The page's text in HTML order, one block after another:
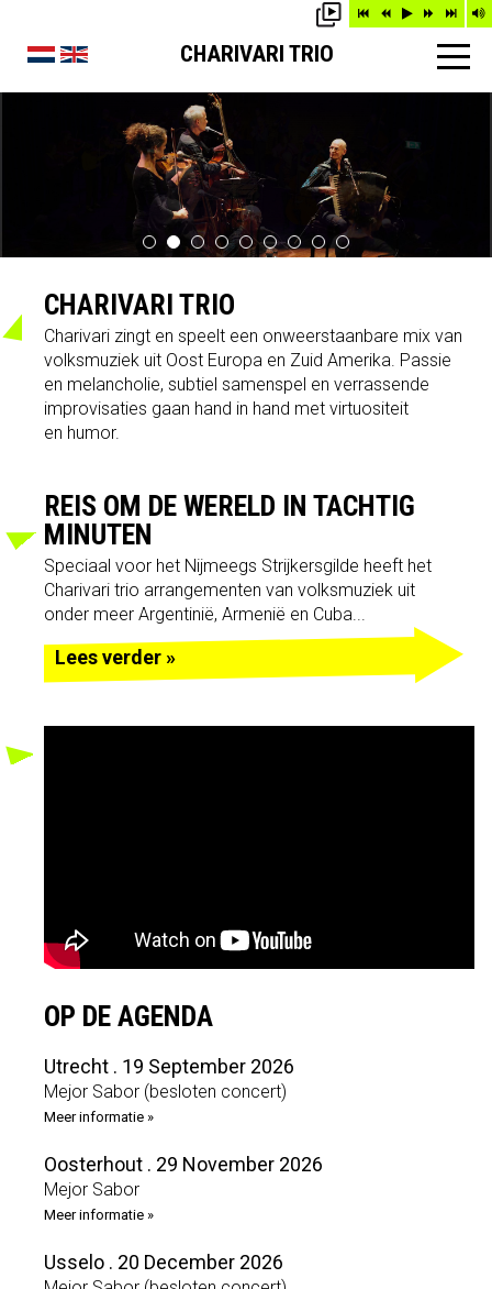
CHARIVARI TRIO
CHARIVARI TRIO
Charivari zingt en speelt een onweerstaanbare mix van
volksmuziek uit Oost Europa en Zuid Amerika. Passie
en melancholie, subtiel samenspel en verrassende
improvisaties gaan hand in hand met virtuositeit
en humor.
REIS OM DE WERELD IN TACHTIG
MINUTEN
Speciaal voor het Nijmeegs Strijkersgilde heeft het
Charivari trio arrangementen van volksmuziek uit
onder meer Argentinië, Armenië en Cuba...
Lees verder »
OP DE AGENDA
Utrecht . 19 September 2026
Mejor Sabor (besloten concert)
Meer informatie »
Oosterhout . 29 November 2026
Mejor Sabor
Meer informatie »
Usselo . 20 December 2026